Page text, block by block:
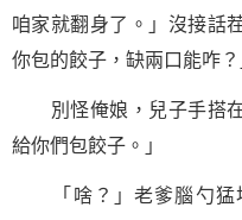
咱家就翻身了。」沒接話
你包的餃子，缺兩口能咋？
別怪俺娘，兒子手搭在
給你們包餃子。」
「啥？」老爹腦勺猛